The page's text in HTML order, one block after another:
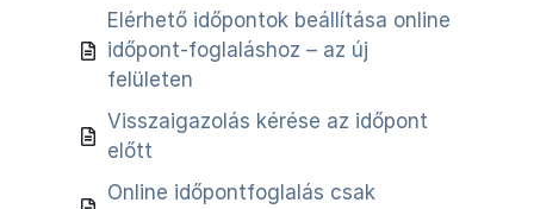
Elérhető időpontok beállítása online
időpont-foglaláshoz – az új
felületen
Visszaigazolás kérése az időpont
előtt
Online időpontfoglalás csak